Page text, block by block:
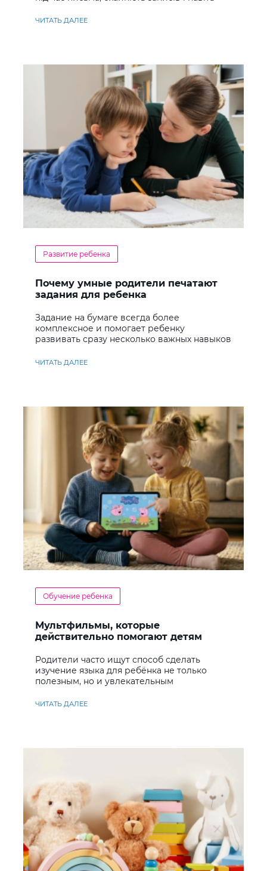
ЧИТАТЬ ДАЛЕЕ
Развитие ребенка
Почему умные родители печатают
задания для ребенка
Задание на бумаге всегда более
комплексное и помогает ребенку
развивать сразу несколько важных навыков
ЧИТАТЬ ДАЛЕЕ
Обучение ребенка
Мультфильмы, которые
действительно помогают детям
Родители часто ищут способ сделать
изучение языка для ребёнка не только
полезным, но и увлекательным
ЧИТАТЬ ДАЛЕЕ